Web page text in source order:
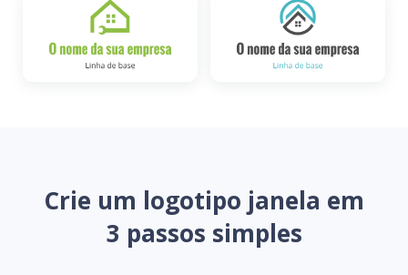
Crie um logotipo janela em
3 passos simples